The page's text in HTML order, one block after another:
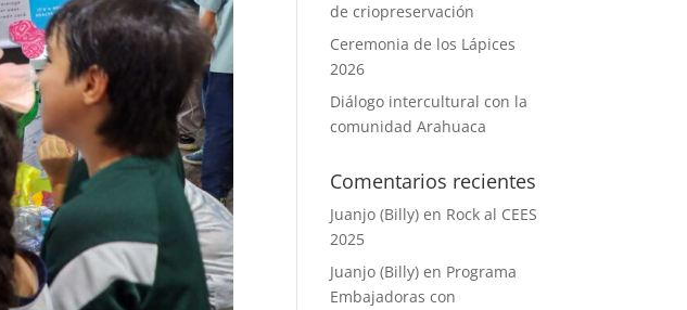
de criopreservación
Ceremonia de los Lápices
2026
Diálogo intercultural con la
comunidad Arahuaca
Comentarios recientes
Juanjo (Billy) en Rock al CEES
2025
Juanjo (Billy) en Programa
Embajadoras con